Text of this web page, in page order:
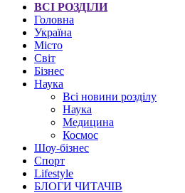
ВСІ РОЗДІЛИ
Головна
Україна
Місто
Світ
Бізнес
Наука
Всі новини розділу
Наука
Медицина
Космос
Шоу-бізнес
Спорт
Lifestyle
БЛОГИ ЧИТАЧІВ